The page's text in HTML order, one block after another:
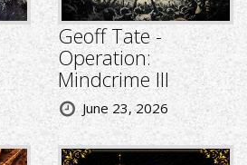
Geoff Tate -
Operation:
Mindcrime III
June 23, 2026